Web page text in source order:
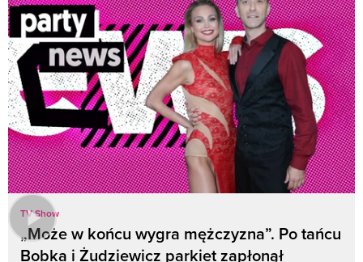
TV Show
„Może w końcu wygra mężczyzna”. Po tańcu
Bobka i Żudziewicz parkiet zapłonął